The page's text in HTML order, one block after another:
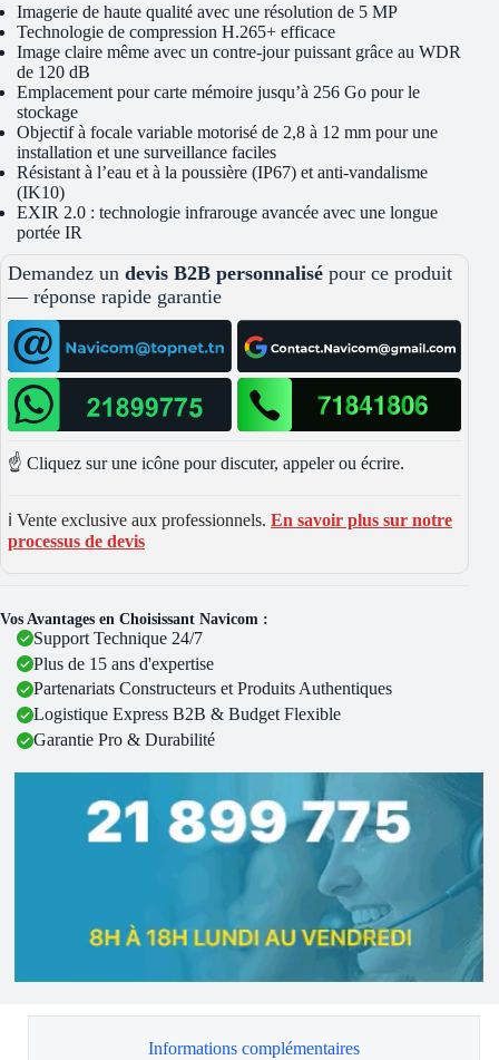
Imagerie de haute qualité avec une résolution de 5 MP
Technologie de compression H.265+ efficace
Image claire même avec un contre-jour puissant grâce au WDR
de 120 dB
Emplacement pour carte mémoire jusqu’à 256 Go pour le
stockage
Objectif à focale variable motorisé de 2,8 à 12 mm pour une
installation et une surveillance faciles
Résistant à l’eau et à la poussière (IP67) et anti-vandalisme
(IK10)
EXIR 2.0 : technologie infrarouge avancée avec une longue
portée IR
Demandez un devis B2B personnalisé pour ce produit
— réponse rapide garantie
☝️ Cliquez sur une icône pour discuter, appeler ou écrire.
ℹ️ Vente exclusive aux professionnels. En savoir plus sur notre
processus de devis
Vos Avantages en Choisissant Navicom :
Support Technique 24/7
Plus de 15 ans d'expertise
Partenariats Constructeurs et Produits Authentiques
Logistique Express B2B & Budget Flexible
Garantie Pro & Durabilité
Informations complémentaires